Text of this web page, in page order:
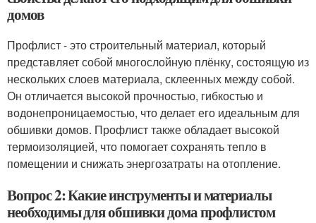
домов
Профлист - это строительный материал, который
представляет собой многослойную плёнку, состоящую из
нескольких слоев материала, склеенных между собой.
Он отличается высокой прочностью, гибкостью и
водонепроницаемостью, что делает его идеальным для
обшивки домов. Профлист также обладает высокой
термоизоляцией, что помогает сохранять тепло в
помещении и снижать энергозатраты на отопление.
Вопрос 2: Какие инструменты и материалы
необходимы для обшивки дома профлистом